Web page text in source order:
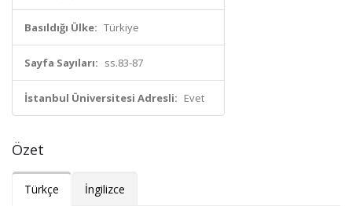
Basıldığı Ülke: Türkiye
Sayfa Sayıları: ss.83-87
İstanbul Üniversitesi Adresli: Evet
Özet
Türkçe İngilizce